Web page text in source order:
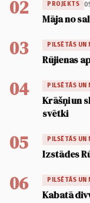
02 PROJEKTS
Māja no
03 PILSĒTĀS UN
Rūjienas
04 PILSĒTĀS UN
Krāšņi un
svētki
05 PILSĒTĀS UN
Izstādes
06 PILSĒTĀS UN
Kabatā